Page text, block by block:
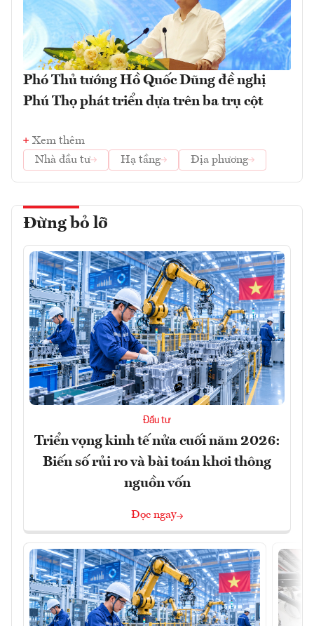
Phó Thủ tướng Hồ Quốc Dũng đề nghị
Phú Thọ phát triển dựa trên ba trụ cột
Xem thêm
Nhà đầu tư
Hạ tầng Địa phương
Đừng bỏ lỡ
Đầu tư
Triển vọng kinh tế nửa cuối năm 2026:
Biến số rủi ro và bài toán khơi thông
nguồn vốn
Đọc ngay